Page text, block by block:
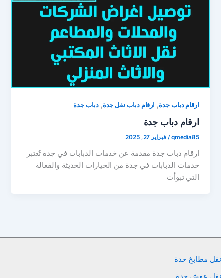
ارقام دباب جدة, ارقام دباب نقل جدة,دباب جدة
ارقام دباب جدة
qmedia85
/فبراير 27, 2025
ارقام دباب جدة مقدمة عن خدمات الدبابات في جدة تُعتبر
خدمات الدبابات في جدة من الخيارات الحديثة والفعالة
التي تبوأت
نقل مطابخ جدة